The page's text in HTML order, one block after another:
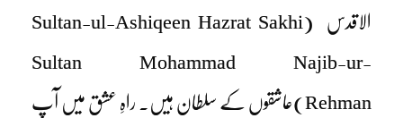
الاقدس (Sultan-ul-Ashiqeen Hazrat Sakhi
Sultan Mohammad Najib-ur-
Rehman)عاشقوں کے سلطان ہیں۔ راہِ عشق میں آپ